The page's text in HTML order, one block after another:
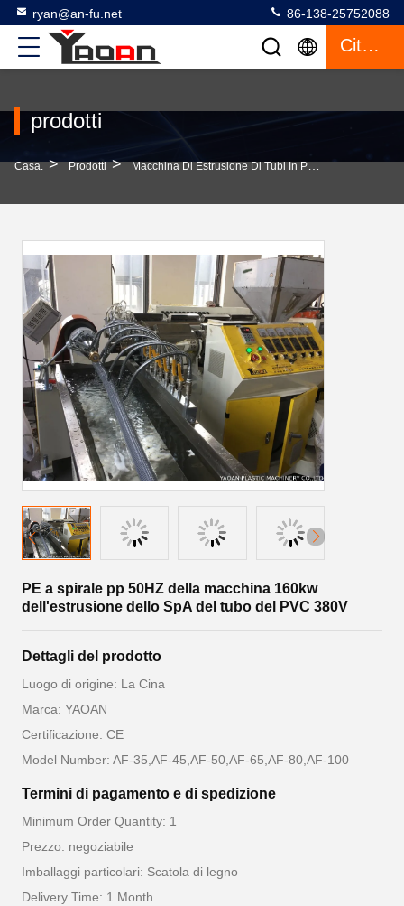
ryan@an-fu.net 86-138-25752088
Citazione
prodotti
Casa. > Prodotti > Macchina Di Estrusione Di Tubi In Plastica >
PE a spirale pp 50HZ della macchina 160kw
dell'estrusione dello SpA del tubo del PVC 380V
Dettagli del prodotto
Luogo di origine: La Cina
Marca: YAOAN
Certificazione: CE
Model Number: AF-35,AF-45,AF-50,AF-65,AF-80,AF-100
Termini di pagamento e di spedizione
Minimum Order Quantity: 1
Prezzo: negoziabile
Imballaggi particolari: Scatola di legno
Delivery Time: 1 Month